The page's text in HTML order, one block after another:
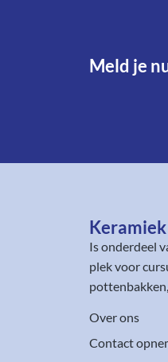
Meld je
Is onderdeel
plek voor
Over ons
Contact